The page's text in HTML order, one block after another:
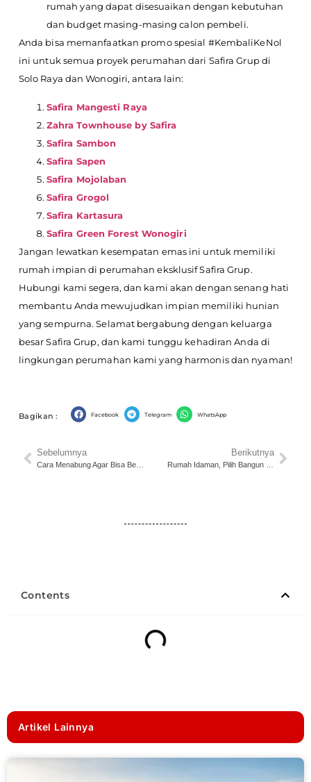
rumah yang dapat disesuaikan dengan kebutuhan
dan budget masing-masing calon pembeli.
Anda bisa memanfaatkan promo spesial #KembaliKeNol
ini untuk semua proyek perumahan dari Safira Grup di
Solo Raya dan Wonogiri, antara lain:
Safira Mangesti Raya
Zahra Townhouse by Safira
Safira Sambon
Safira Sapen
Safira Mojolaban
Safira Grogol
Safira Kartasura
Safira Green Forest Wonogiri
Jangan lewatkan kesempatan emas ini untuk memiliki
rumah impian di perumahan eksklusif Safira Grup.
Hubungi kami segera, dan kami akan dengan senang hati
membantu Anda mewujudkan impian memiliki hunian
yang sempurna. Selamat bergabung dengan keluarga
besar Safira Grup, dan kami tunggu kehadiran Anda di
lingkungan perumahan kami yang harmonis dan nyaman!
Bagikan : Facebook Telegram WhatsApp
Sebelumnya
Cara Menabung Agar Bisa Beli Rumah di Solo Ala Milenial!
Berikutnya
Contents
Artikel Lainnya